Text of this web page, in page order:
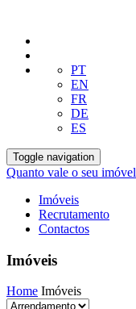
PT
EN
FR
DE
ES
Toggle navigation
Quanto vale o seu imóvel
Imóveis
Recrutamento
Contactos
Imóveis
Home Imóveis